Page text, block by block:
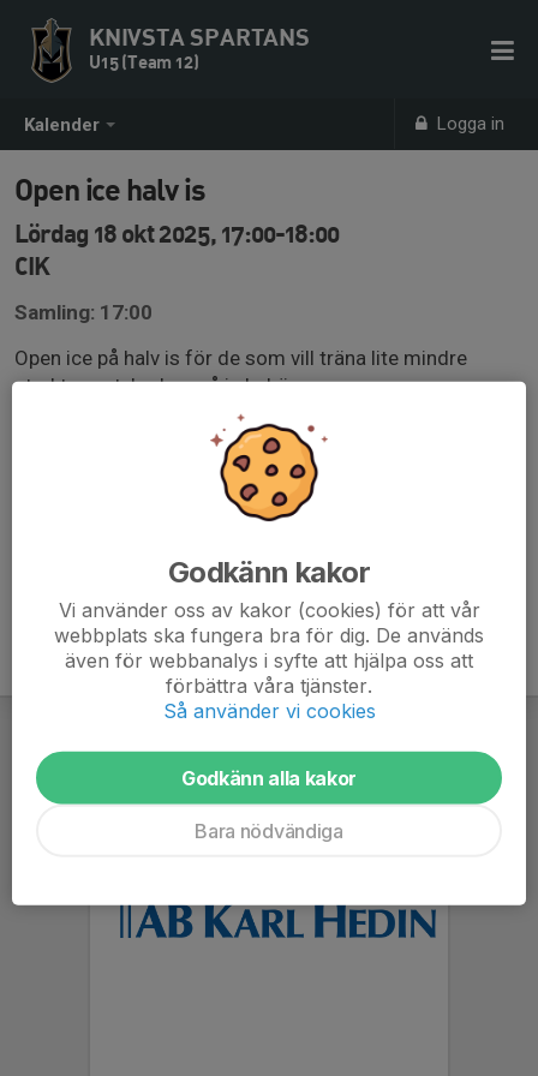
Kalender Logga in
KNIVSTA SPARTANS
U15 (Team 12)
Open ice halv is
Lördag 18 okt 2025, 17:00-18:00
CIK
Samling: 17:00
Open ice på halv is för de som vill träna lite mindre
strukturerat. Ledare på is behövs.
Godkänn kakor
Vi använder oss av kakor (cookies) för att vår
webbplats ska fungera bra för dig. De används
även för webbanalys i syfte att hjälpa oss att
förbättra våra tjänster.
Så använder vi cookies
Godkänn alla kakor
Bara nödvändiga